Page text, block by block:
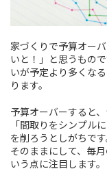
家づくりで予算オー
いと！」と思うもの
いが予定より多くな
ります。
予算オーバーすると
「間取りをシンプル
を削ろうとしがちで
そのままにして、毎
いう点に注目します。